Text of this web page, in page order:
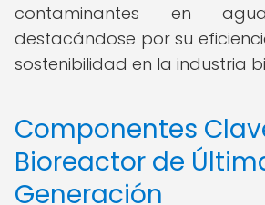
contaminantes en
destacándose por su
sostenibilidad en la industria
Componentes
Bioreactor de
Generación